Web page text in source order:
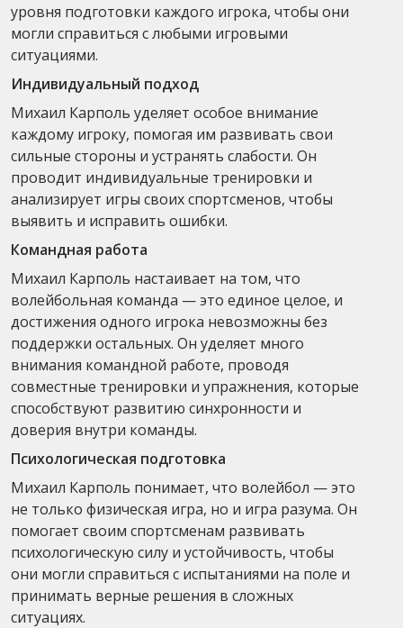
уровня подготовки каждого игрока, чтобы они
могли справиться с любыми игровыми
ситуациями.
Индивидуальный подход
Михаил Карполь уделяет особое внимание
каждому игроку, помогая им развивать свои
сильные стороны и устранять слабости. Он
проводит индивидуальные тренировки и
анализирует игры своих спортсменов, чтобы
выявить и исправить ошибки.
Командная работа
Михаил Карполь настаивает на том, что
волейбольная команда — это единое целое, и
достижения одного игрока невозможны без
поддержки остальных. Он уделяет много
внимания командной работе, проводя
совместные тренировки и упражнения, которые
способствуют развитию синхронности и
доверия внутри команды.
Психологическая подготовка
Михаил Карполь понимает, что волейбол — это
не только физическая игра, но и игра разума. Он
помогает своим спортсменам развивать
психологическую силу и устойчивость, чтобы
они могли справиться с испытаниями на поле и
принимать верные решения в сложных
ситуациях.